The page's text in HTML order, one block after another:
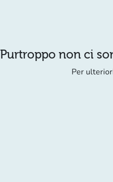
Purtroppo non ci
Per